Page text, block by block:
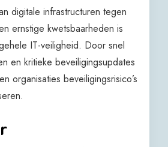
digitale infrastructuren tegen
ernstige kwetsbaarheden is
IT-veiligheid. Door snel
en kritieke beveiligingsupdates
organisaties beveiligingsrisico’s